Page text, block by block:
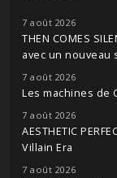
7 août 2026
THEN COMES
avec un nouveau
7 août 2026
Les machines de
7 août 2026
AESTHETIC
Villain Era
7 août 2026